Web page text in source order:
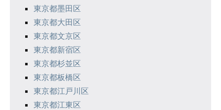
東京都墨田区
東京都大田区
東京都文京区
東京都新宿区
東京都杉並区
東京都板橋区
東京都江戸川区
東京都江東区